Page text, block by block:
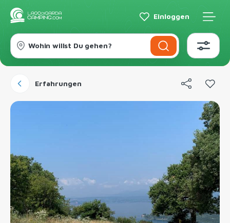
Einloggen
Wohin willst Du gehen?
Erfahrungen